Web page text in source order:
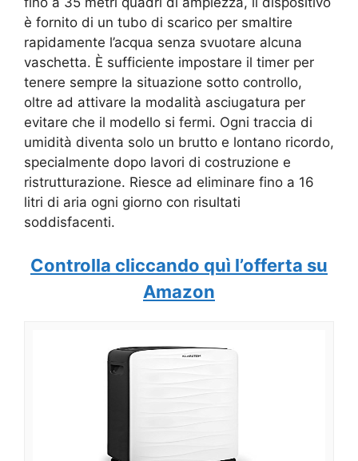
è fornito di un tubo di scarico per smaltire
rapidamente l’acqua senza svuotare alcuna
vaschetta. È sufficiente impostare il timer per
tenere sempre la situazione sotto controllo,
oltre ad attivare la modalità asciugatura per
evitare che il modello si fermi. Ogni traccia di
umidità diventa solo un brutto e lontano ricordo,
specialmente dopo lavori di costruzione e
ristrutturazione. Riesce ad eliminare fino a 16
litri di aria ogni giorno con risultati
soddisfacenti.
Controlla cliccando quì l’offerta su
Amazon